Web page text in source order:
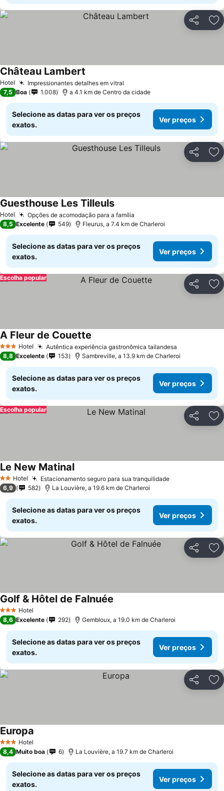
Partilhar
Hotel Impressionantes detalhes em vitral
Château Lambert
7,5 Boa 1.008 a 4.1 km de Centro da cidade
Selecione as datas para ver os preços
exatos.
Ver preços
Partilhar
Hotel Opções de acomodação para a família
Guesthouse Les Tilleuls
8,5 Excelente 549 Fleurus, a 7.4 km de Charleroi
Selecione as datas para ver os preços
exatos.
Ver preços
Partilhar
Escolha popular
3 EstrelasHotel Autêntica experiência gastronômica tailandesa
A Fleur de Couette
8,8 Excelente 153 Sambreville, a 13.9 km de Charleroi
Selecione as datas para ver os preços
exatos.
Ver preços
Partilhar
Escolha popular
2 Estrelas
Hotel Estacionamento seguro para sua tranquilidade
Le New Matinal
6,9 582 La Louvière, a 19.6 km de Charleroi
Selecione as datas para ver os preços
exatos.
Ver preços
Partilhar
3 EstrelasHotel
Golf & Hôtel de Falnuée
8,6 Excelente 292 Gembloux, a 19.0 km de Charleroi
Selecione as datas para ver os preços
exatos.
Ver preços
Partilhar
3 EstrelasHotel
Europa
8,4 Muito boa 6 La Louvière, a 19.7 km de Charleroi
Selecione as datas para ver os preços
exatos.
Ver preços